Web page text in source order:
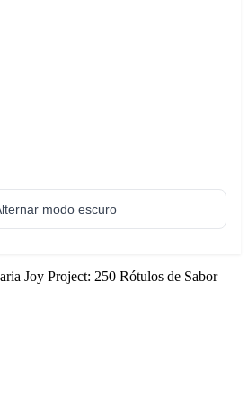
modo escuro
Joy Project: 250 Rótulos de Sabor